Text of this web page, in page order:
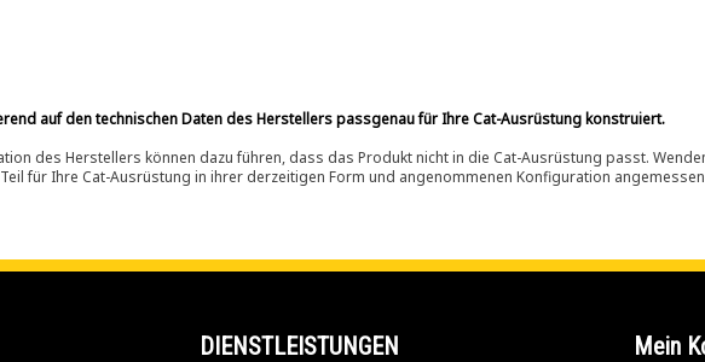
auf den technischen Daten des Herstellers passgenau für Ihre Cat-Ausrüstung konstruiert.
des Herstellers können dazu führen, dass das Produkt nicht in die Cat-Ausrüstung passt.
für Ihre Cat-Ausrüstung in ihrer derzeitigen Form und angenommenen Konfiguration
DIENSTLEISTUNGEN Mein